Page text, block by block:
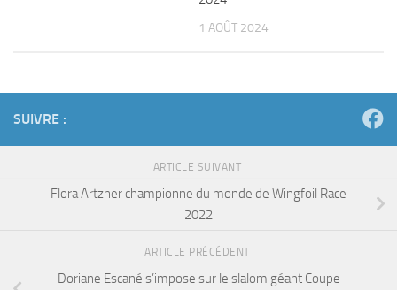
1 AOÛT 2024
SUIVRE :
ARTICLE SUIVANT
Flora Artzner championne du monde de Wingfoil Race
2022
ARTICLE PRÉCÉDENT
Doriane Escané s’impose sur le slalom géant Coupe